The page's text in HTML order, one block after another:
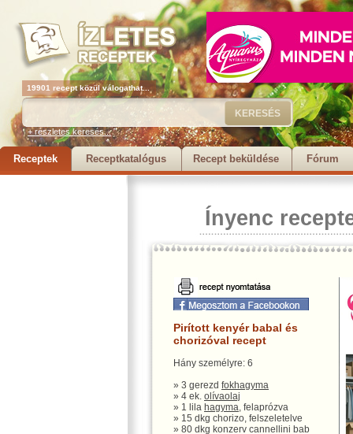
19901 recept közül válogathat...
+ részletes keresés...
Receptek Receptkatalógus Recept beküldése Fórum
Ínyenc
Pirított kenyér babal és
chorizóval recept
Hány személyre: 6
» 3 gerezd fokhagyma
» 4 ek. olívaolaj
» 1 lila hagyma, felaprózva
» 15 dkg chorizo, felszeletelve
» 80 dkg konzerv cannellini bab